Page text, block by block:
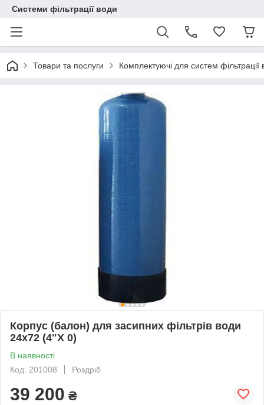
Системи фільтрації води
Товари та послуги Комплектуючі для систем фільтрації
Корпус (балон) для засипних фільтрів води
24х72 (4"Х 0)
В наявності
Код: 201008
Роздріб
39 200 ₴